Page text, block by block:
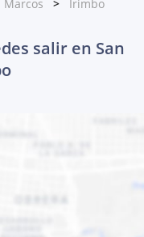
Marcos Irimbo
salir en San